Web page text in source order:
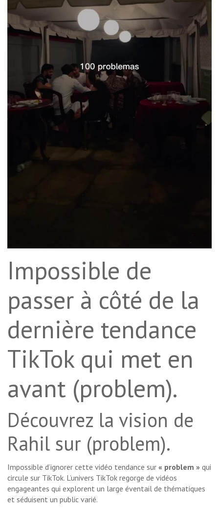
Impossible de
passer à côté de la
dernière tendance
TikTok qui met en
avant (problem).
Découvrez la vision de
Rahil sur (problem).
Impossible d’ignorer cette vidéo tendance sur « problem » qui
circule sur TikTok. L’univers TikTok regorge de vidéos
engageantes qui explorent un large éventail de thématiques
et séduisent un public varié.